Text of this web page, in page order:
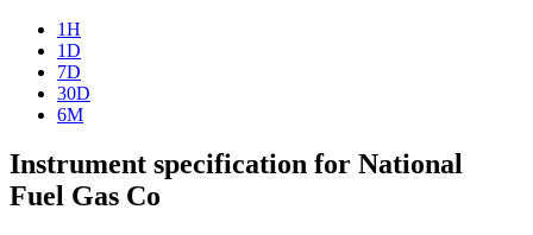
1H
1D
7D
30D
6M
Instrument specification for National
Fuel Gas Co